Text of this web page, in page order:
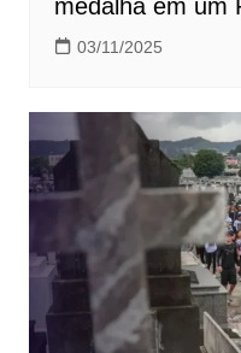
medalha em um
03/11/2025